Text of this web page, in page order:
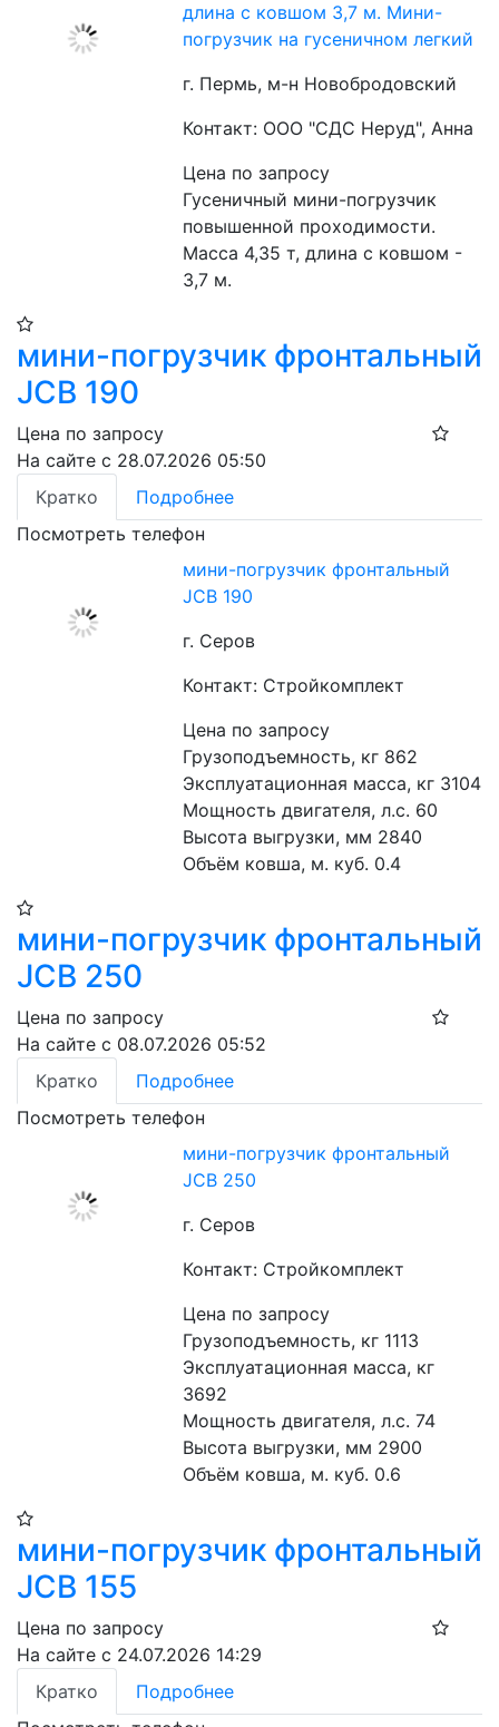
длина с ковшом 3,7 м. Мини-
погрузчик на гусеничном легкий
г. Пермь, м-н Новобродовский
Контакт: ООО "СДС Неруд", Анна
Цена по запросу
Гусеничный мини-погрузчик
повышенной проходимости.
Масса 4,35 т, длина с ковшом -
3,7 м.
мини-погрузчик фронтальный
JCB 190
Цена по запросу
На сайте с 28.07.2026 05:50
Кратко
Подробнее
Посмотреть телефон
мини-погрузчик фронтальный
JCB 190
г. Серов
Контакт: Стройкомплект
Цена по запросу
Грузоподъемность, кг 862
Эксплуатационная масса, кг 3104
Мощность двигателя, л.с. 60
Высота выгрузки, мм 2840
Объём ковша, м. куб. 0.4
мини-погрузчик фронтальный
JCB 250
Цена по запросу
На сайте с 08.07.2026 05:52
Кратко
Подробнее
Посмотреть телефон
мини-погрузчик фронтальный
JCB 250
г. Серов
Контакт: Стройкомплект
Цена по запросу
Грузоподъемность, кг 1113
Эксплуатационная масса, кг
3692
Мощность двигателя, л.с. 74
Высота выгрузки, мм 2900
Объём ковша, м. куб. 0.6
мини-погрузчик фронтальный
JCB 155
Цена по запросу
На сайте с 24.07.2026 14:29
Кратко
Подробнее